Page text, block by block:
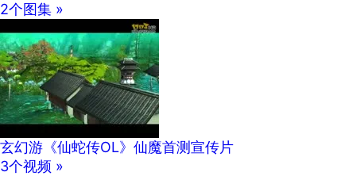
2个图集 »
玄幻游《仙蛇传OL》仙魔首测宣传片
3个视频 »